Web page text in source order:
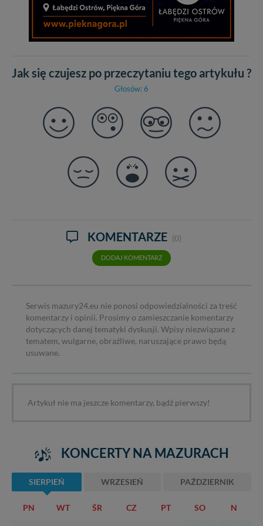
Jak się czujesz po przeczytaniu tego artykułu ?
Głosów: 6
KOMENTARZE (0)
DODAJ KOMENTARZ
Serwis mazury24.eu nie ponosi odpowiedzialności za treść
komentarzy i opinii. Prosimy o zamieszczanie komentarzy
dotyczących danej tematyki dyskusji. Wpisy niezwiązane z
tematem, wulgarne, obraźliwe, naruszające prawo będą
usuwane.
Artykuł nie ma jeszcze komentarzy, bądź pierwszy!
KONCERTY NA MAZURACH
SIERPIEŃ WRZESIEŃ PAŹDZIERNIK
PN WT ŚR CZ PT SO N